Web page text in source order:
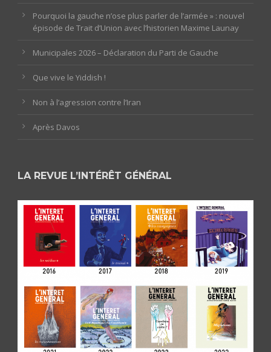
Pourquoi la gauche n’ose plus parler de l’armée » : nouvel
épisode de Trait d’Union avec l’historien Maxime Launay
Municipales 2026 – Déclaration du Parti de Gauche
Que vive le Yiddish !
Non à l’agression contre l’Iran
Après Davos
LA REVUE L’INTÉRÊT GÉNÉRAL